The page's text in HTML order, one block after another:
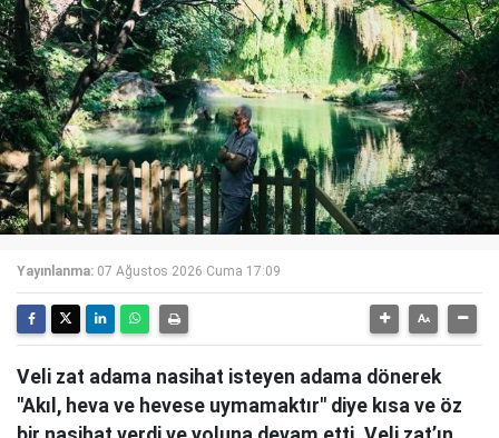
Yayınlanma: 07 Ağustos 2026 Cuma 17:09
Veli zat adama nasihat isteyen adama dönerek
"Akıl, heva ve hevese uymamaktır" diye kısa ve öz